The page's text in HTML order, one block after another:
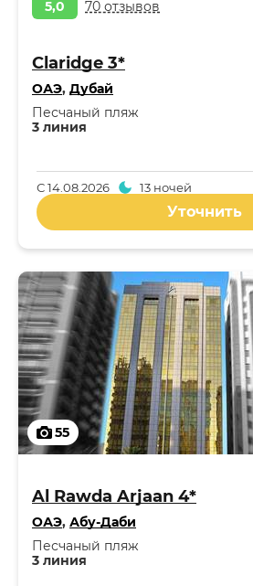
5,0 70 отзывов
Claridge 3*
ОАЭ, Дубай
3 линия
Песчаный пляж
С14.08.2026 13 ночей
Уточнить
55
Al Rawda Arjaan 4*
ОАЭ, Абу-Даби
3 линия
Песчаный пляж